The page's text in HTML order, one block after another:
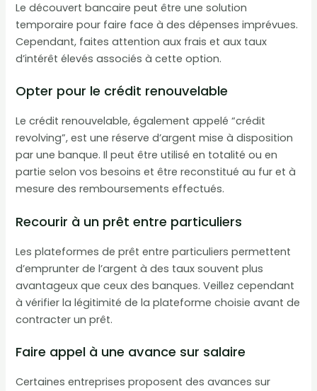
Le découvert bancaire peut être une solution
temporaire pour faire face à des dépenses imprévues.
Cependant, faites attention aux frais et aux taux
d’intérêt élevés associés à cette option.
Opter pour le crédit renouvelable
Le crédit renouvelable, également appelé “crédit
revolving”, est une réserve d’argent mise à disposition
par une banque. Il peut être utilisé en totalité ou en
partie selon vos besoins et être reconstitué au fur et à
mesure des remboursements effectués.
Recourir à un prêt entre particuliers
Les plateformes de prêt entre particuliers permettent
d’emprunter de l’argent à des taux souvent plus
avantageux que ceux des banques. Veillez cependant
à vérifier la légitimité de la plateforme choisie avant de
contracter un prêt.
Faire appel à une avance sur salaire
Certaines entreprises proposent des avances sur